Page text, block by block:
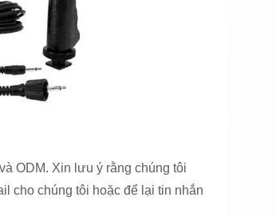
ODM. Xin lưu ý rằng chúng tôi
cho chúng tôi hoặc để lại tin nhắn